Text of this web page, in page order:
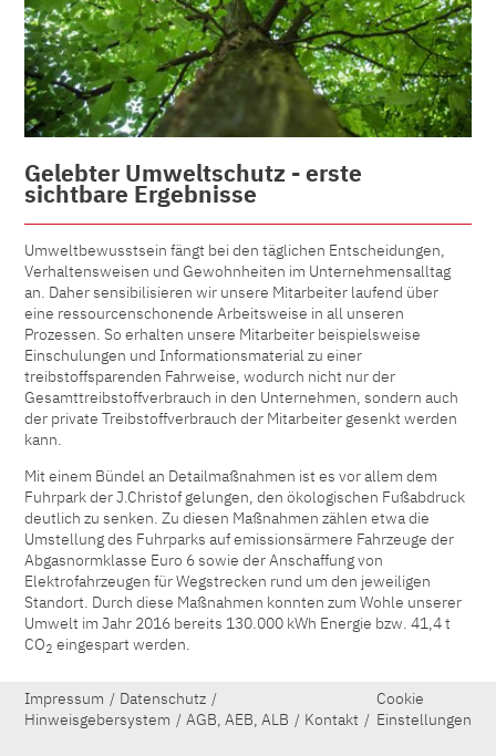
Gelebter Umweltschutz - erste
sichtbare Ergebnisse
Umweltbewusstsein fängt bei den täglichen Entscheidungen,
Verhaltensweisen und Gewohnheiten im Unternehmensalltag
an. Daher sensibilisieren wir unsere Mitarbeiter laufend über
eine ressourcenschonende Arbeitsweise in all unseren
Prozessen. So erhalten unsere Mitarbeiter beispielsweise
Einschulungen und Informationsmaterial zu einer
treibstoffsparenden Fahrweise, wodurch nicht nur der
Gesamttreibstoffverbrauch in den Unternehmen, sondern auch
der private Treibstoffverbrauch der Mitarbeiter gesenkt werden
kann.
Mit einem Bündel an Detailmaßnahmen ist es vor allem dem
Fuhrpark der J.Christof gelungen, den ökologischen Fußabdruck
deutlich zu senken. Zu diesen Maßnahmen zählen etwa die
Umstellung des Fuhrparks auf emissionsärmere Fahrzeuge der
Abgasnormklasse Euro 6 sowie der Anschaffung von
Elektrofahrzeugen für Wegstrecken rund um den jeweiligen
Standort. Durch diese Maßnahmen konnten zum Wohle unserer
Umwelt im Jahr 2016 bereits 130.000 kWh Energie bzw. 41,4 t
CO2 eingespart werden.
Impressum
Datenschutz
Hinweisgebersystem
AGB, AEB, ALB Kontakt
Cookie
Einstellungen